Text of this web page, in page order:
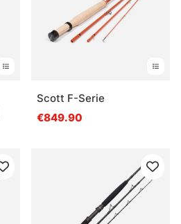
Scott F-Serie
€849.90